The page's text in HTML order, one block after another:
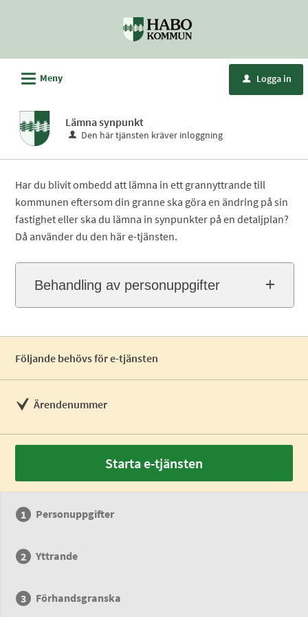
kommun
L Meny u Logga in
Lämna synpunkt
Den här tjänsten kräver inloggning
Har du blivit ombedd att lämna in ett grannyttrande till
kommunen eftersom din granne ska göra en ändring på sin
fastighet eller ska du lämna in synpunkter på en detaljplan?
Då använder du den här e-tjänsten.
Behandling av personuppgifter
Följande behövs för e-tjänsten
Ärendenummer
Starta e-tjänsten
Personuppgifter
Yttrande
Förhandsgranska